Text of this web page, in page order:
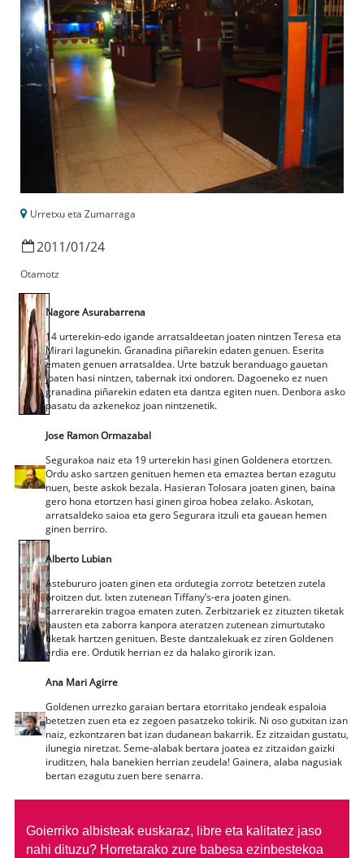
Urretxu eta Zumarraga
2011/01/24
Otamotz
Nagore Asurabarrena
14 urterekin-edo igande arratsaldeetan joaten nintzen Teresa eta
Mirari lagunekin. Granadina piñarekin edaten genuen. Eserita
ematen genuen arratsaldea. Urte batzuk beranduago gauetan
joaten hasi nintzen, tabernak itxi ondoren. Dagoeneko ez nuen
granadina piñarekin edaten eta dantza egiten nuen. Denbora asko
pasatu da azkenekoz joan nintzenetik.
Jose Ramon Ormazabal
Segurakoa naiz eta 19 urterekin hasi ginen Goldenera etortzen.
Ordu asko sartzen genituen hemen eta emaztea bertan ezagutu
nuen, beste askok bezala. Hasieran Tolosara joaten ginen, baina
gero hona etortzen hasi ginen giroa hobea zelako. Askotan,
arratsaldeko saioa eta gero Segurara itzuli eta gauean hemen
ginen berriro.
Alberto Lubian
Astebururo joaten ginen eta ordutegia zorrotz betetzen zutela
oroitzen dut. Ixten zutenean Tiffany’s-era joaten ginen.
Sarrerarekin tragoa ematen zuten. Zerbitzariek ez zituzten tiketak
hausten eta zaborra kanpora ateratzen zutenean zimurtutako
tiketak hartzen genituen. Beste dantzalekuak ez ziren Goldenen
erdia ere. Ordutik herrian ez da halako girorik izan.
Ana Mari Agirre
Goldenen urrezko garaian bertara etorritako jendeak espaloia
betetzen zuen eta ez zegoen pasatzeko tokirik. Ni oso gutxitan izan
naiz, ezkontzaren bat izan dudanean bakarrik. Ez zitzaidan gustatu,
ilunegia niretzat. Seme-alabak bertara joatea ez zitzaidan gaizki
iruditzen, hala banekien herrian zeudela! Gainera, alaba nagusiak
bertan ezagutu zuen bere senarra.
Goierriko albisteak euskaraz, libre eta kalitatez jaso
nahi dituzu? Horretarako zure babesa ezinbestekoa